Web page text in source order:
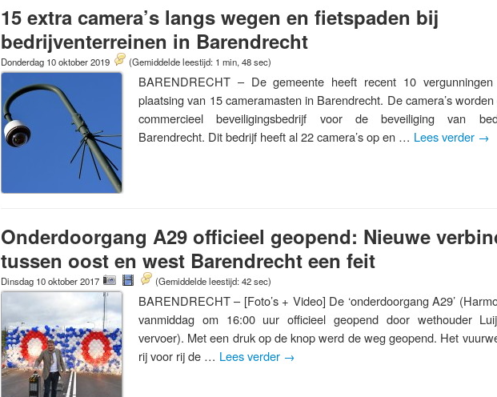
15 extra camera’s langs wegen en fietspaden bij
bedrijventerreinen in Barendrecht
Donderdag 10 oktober 2019 (Gemiddelde leestijd: 1 min, 48 sec)
BARENDRECHT – De gemeente heeft recent 10
plaatsing van 15 cameramasten in Barendrecht. De camera’s
commercieel beveiligingsbedrijf voor de beveiliging van
Barendrecht. Dit bedrijf heeft al 22 camera’s op en … Lees verder →
Onderdoorgang A29 officieel geopend: Nieuwe
tussen oost en west Barendrecht een feit
Dinsdag 10 oktober 2017 (Gemiddelde leestijd: 42 sec)
BARENDRECHT – [Foto’s + Video] De ‘onderdoorgang A29’
vanmiddag om 16:00 uur officieel geopend door wethouder
vervoer). Met een druk op de knop werd de weg geopend. Het
rij voor rij de … Lees verder →